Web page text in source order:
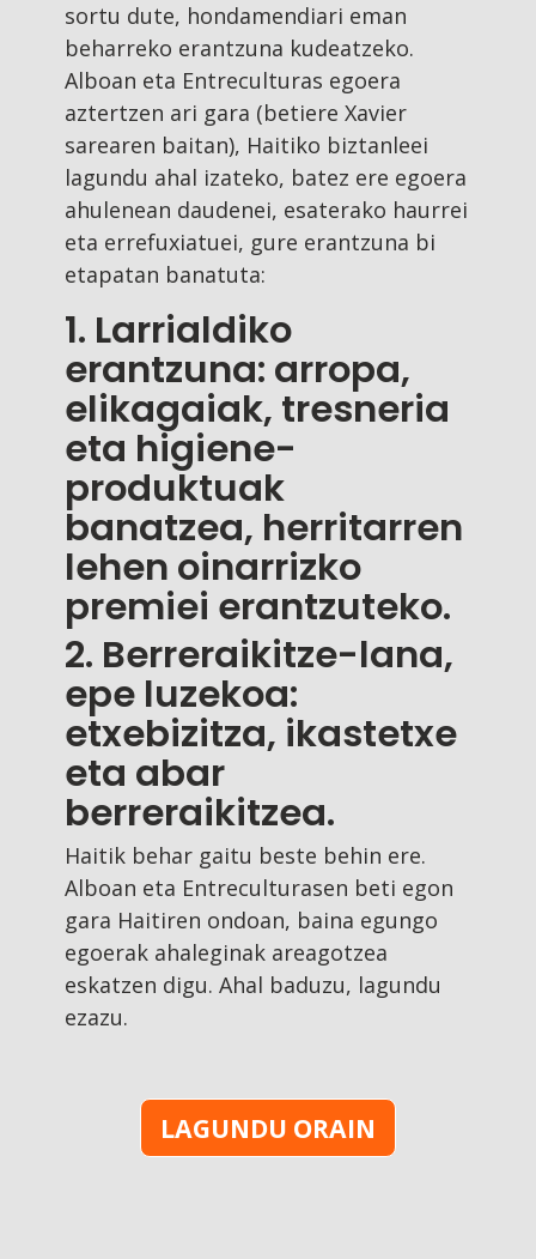
sortu dute, hondamendiari eman
beharreko erantzuna kudeatzeko.
Alboan eta Entreculturas egoera
aztertzen ari gara (betiere Xavier
sarearen baitan), Haitiko biztanleei
lagundu ahal izateko, batez ere egoera
ahulenean daudenei, esaterako haurrei
eta errefuxiatuei, gure erantzuna bi
etapatan banatuta:
1. Larrialdiko
erantzuna: arropa,
elikagaiak, tresneria
eta higiene-
produktuak
banatzea, herritarren
lehen oinarrizko
premiei erantzuteko.
2. Berreraikitze-lana,
epe luzekoa:
etxebizitza, ikastetxe
eta abar
berreraikitzea.
Haitik behar gaitu beste behin ere.
Alboan eta Entreculturasen beti egon
gara Haitiren ondoan, baina egungo
egoerak ahaleginak areagotzea
eskatzen digu. Ahal baduzu, lagundu
ezazu.
LAGUNDU ORAIN